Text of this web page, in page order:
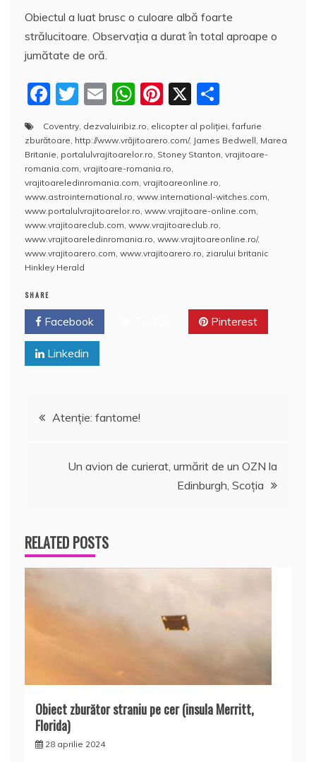
Obiectul a luat brusc o culoare albă foarte
strălucitoare. Observaţia a durat în total aproape o
jumătate de oră.
F
c
e
b
o
o
k
T
w
itt
er
E
m
ai
l
W
at
s
A
p
p
Pi
nt
er
e
st
X
a
rt
aj
e
a
z
ă
Coventry, dezvaluiribiz.ro, elicopter al poliţiei,farfurie
zburătoare, http://www.vrăjitoarero.com/, James Bedwell, Marea
Britanie, portalulvrajitoarelor.ro, Stoney Stanton, vrajitoare-
romania.com, vrajitoare-romania.ro,
vrajitoareledinromania.com, vrajitoareonline.ro,
www.astrointernational.ro, www.international-witches.com,
www.portalulvrajitoarelor.ro, www.vrajitoare-online.com,
www.vrajitoareclub.com, www.vrajitoareclub.ro,
www.vrajitoareledinromania.ro, www.vrajitoareonline.ro/,
www.vrajitoarero.com, www.vrajitoarero.ro, ziarului britanic
Hinkley Herald
SHARE
Facebook Pinterest
Linkedin
Navigare
Atenţie: fantome!
Un avion de curierat, urmărit de un OZN la
Edinburgh, Scoţia
RELATED POSTS
Obiect zburător straniu pe cer (insula Merritt,
Florida)
28 aprilie 2024